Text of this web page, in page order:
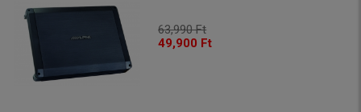
63,990 Ft
49,900 Ft